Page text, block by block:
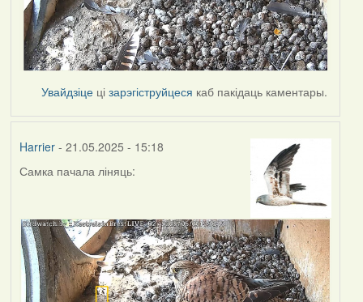
Увайдзіце цізарэгіструйцеся каб пакідаць каментары.
Harrier- 21.05.2025 - 15:18
Самка пачала ліняць: